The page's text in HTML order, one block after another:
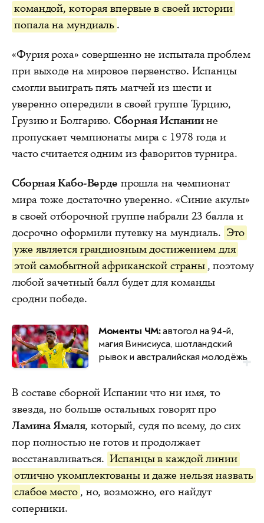
командой, которая впервые в своей истории
попала на мундиаль .
«Фурия роха» совершенно не испытала проблем
при выходе на мировое первенство. Испанцы
смогли выиграть пять матчей из шести и
уверенно опередили в своей группе Турцию,
Грузию и Болгарию.Сборная Испаниине
пропускает чемпионаты мира с 1978 года и
часто считается одним из фаворитов турнира.
Сборная Кабо-Верде прошла на чемпионат
мира тоже достаточно уверенно. «Синие акулы»
в своей отборочной группе набрали 23 балла и
досрочно оформили путевку на мундиаль. Это
уже является грандиозным достижением для
этой самобытной африканской страны , поэтому
любой зачетный балл будет для команды
сродни победе.
Моменты ЧМ:автогол на 94-й,
магия Винисиуса, шотландский
рывок и австралийская молодёжь
В составе сборной Испании что ни имя, то
звезда, но больше остальных говорят про
Ламина Ямаля, который, судя по всему, до сих
пор полностью не готов и продолжает
восстанавливаться. Испанцы в каждой линии
отлично укомплектованы и даже нельзя назвать
слабое место , но, возможно, его найдут
соперники.